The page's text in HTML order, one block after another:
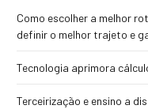
Como escolher a melhor
definir o melhor trajeto e
Tecnologia aprimora
Terceirização e ensino a